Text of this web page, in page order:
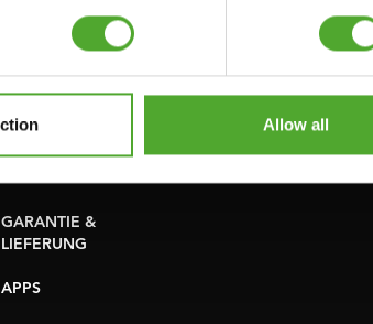
Allow all
AKTUELLE
HANDBÜCHER
ALTE HANDBÜCHER
PROBLEM BERICHTEN
TEILE KAUFEN
GARANTIE &
LIEFERUNG
APPS